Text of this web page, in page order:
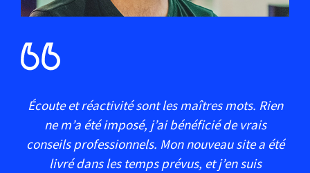
Écoute et réactivité sont les maîtres mots. Rien
ne m’a été imposé, j’ai bénéficié de vrais
conseils professionnels. Mon nouveau site a été
livré dans les temps prévus, et j’en suis